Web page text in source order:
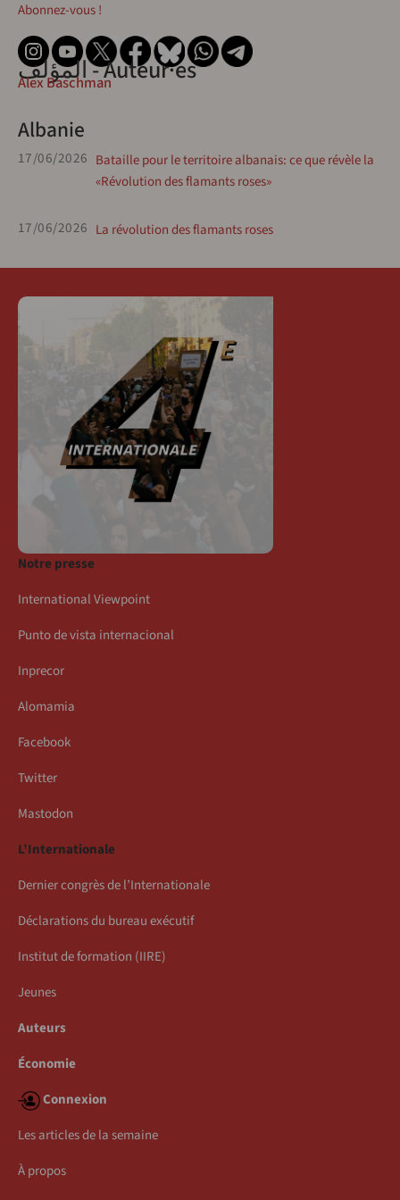
Abonnez-vous !
المؤلف - Auteur·esAlex Baschman
Albanie
17/06/2026 Bataille pour le territoire albanais: ce que révèle la
«Révolution des flamants roses»
17/06/2026 La révolution des flamants roses
Notre presse
International Viewpoint
Punto de vista internacional
Inprecor
Alomamia
Facebook
Twitter
Mastodon
L’Internationale
Dernier congrès de l’Internationale
Déclarations du bureau exécutif
Institut de formation (IIRE)
Jeunes
Auteurs
Économie
Connexion
Les articles de la semaine
À propos